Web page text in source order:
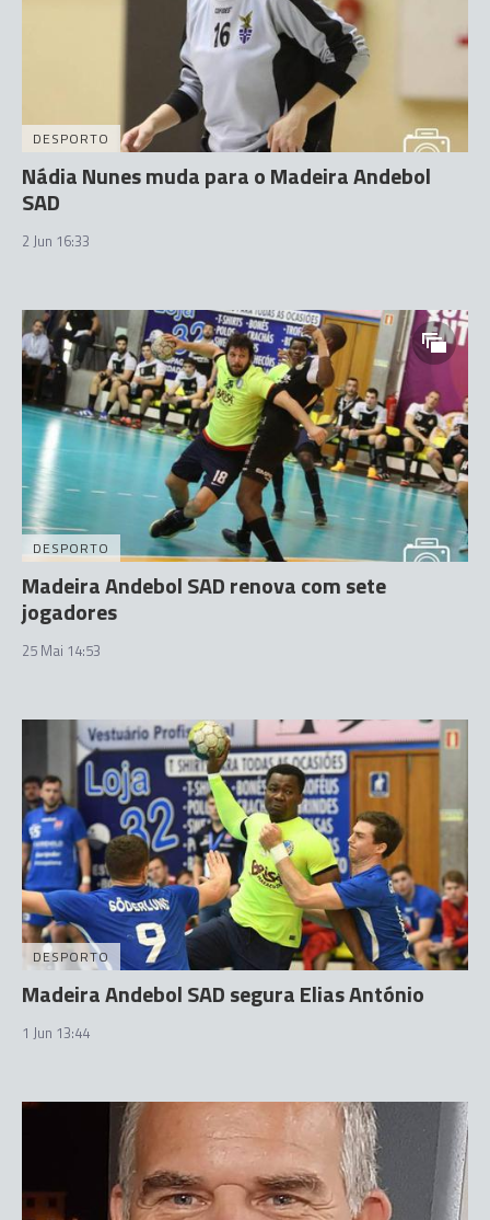
DESPORTO
Nádia Nunes muda para o Madeira Andebol
SAD
2 Jun 16:33
DESPORTO
Madeira Andebol SAD renova com sete
jogadores
25 Mai 14:53
DESPORTO
Madeira Andebol SAD segura Elias António
1 Jun 13:44